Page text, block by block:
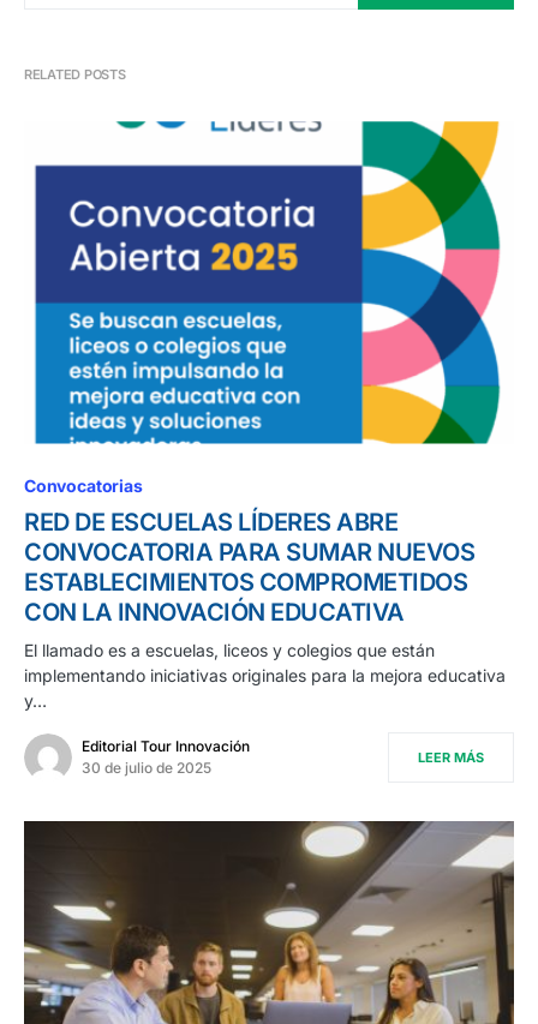
RELATED POSTS
Convocatorias
RED DE ESCUELAS LÍDERES ABRE
CONVOCATORIA PARA SUMAR NUEVOS
ESTABLECIMIENTOS COMPROMETIDOS
CON LA INNOVACIÓN EDUCATIVA
El llamado es a escuelas, liceos y colegios que están
implementando iniciativas originales para la mejora educativa
y…
Editorial Tour Innovación
30 de julio de 2025
LEER MÁS